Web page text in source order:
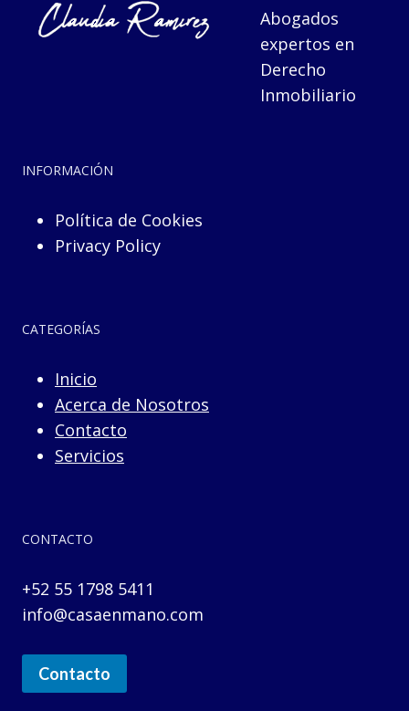
Abogados
expertos en
Derecho
Inmobiliario
INFORMACIÓN
Política de Cookies
Privacy Policy
CATEGORÍAS
Inicio
Acerca de Nosotros
Contacto
Servicios
CONTACTO
+52 55 1798 5411
info@casaenmano.com
Contacto